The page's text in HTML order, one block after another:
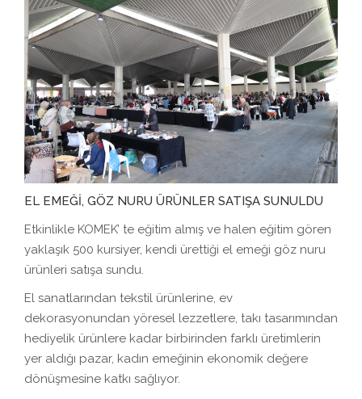
EL EMEĞİ, GÖZ NURU ÜRÜNLER SATIŞA SUNULDU
Etkinlikle KOMEK’ te eğitim almış ve halen eğitim gören
yaklaşık 500 kursiyer, kendi ürettiği el emeği göz nuru
ürünleri satışa sundu.
El sanatlarından tekstil ürünlerine, ev
dekorasyonundan yöresel lezzetlere, takı tasarımından
hediyelik ürünlere kadar birbirinden farklı üretimlerin
yer aldığı pazar, kadın emeğinin ekonomik değere
dönüşmesine katkı sağlıyor.